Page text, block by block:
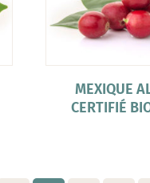
MEXIQUE
CERTIFIÉ